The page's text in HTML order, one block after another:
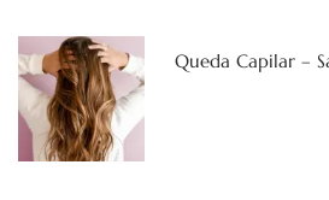
Queda Capilar –